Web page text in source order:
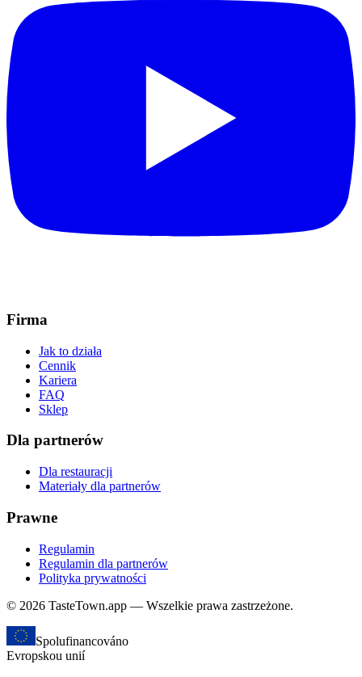
Firma
Jak to działa
Cennik
Kariera
FAQ
Sklep
Dla partnerów
Dla restauracji
Materiały dla partnerów
Prawne
Regulamin
Regulamin dla partnerów
Polityka prywatności
© 2026 TasteTown.app — Wszelkie prawa zastrzeżone.
Spolufinancováno
Evropskou unií